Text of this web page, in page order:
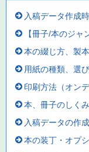
入稿データ作成
【冊子/本のジ
本の綴じ方、製
用紙の種類、選
印刷方法（オン
本、冊子のしく
入稿データの作
本の装丁・オプ